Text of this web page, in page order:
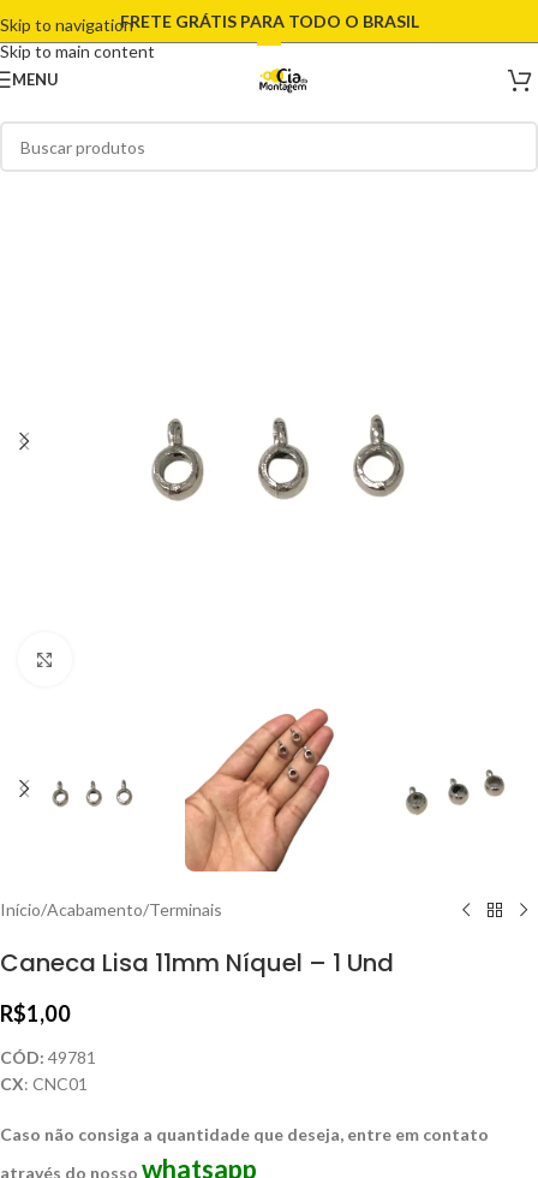
Skip to navigation
Skip to main content
FRETE GRÁTIS PARA TODO O BRASIL
MENU
Início/Acabamento/Terminais
Caneca Lisa 11mm Níquel – 1 Und
R$1,00
CÓD: 49781
CX: CNC01
Caso não consiga a quantidade que deseja, entre em contato
através do nosso whatsapp